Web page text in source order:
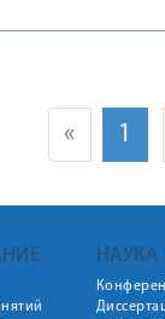
« 1
НАУКА